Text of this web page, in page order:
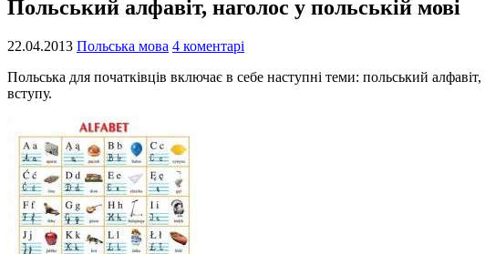
Польський алфавіт, наголос у польській мові
22.04.2013 Польська мова 4 коментарі
Польська для початківців включає в себе наступні теми: польський
вступу.